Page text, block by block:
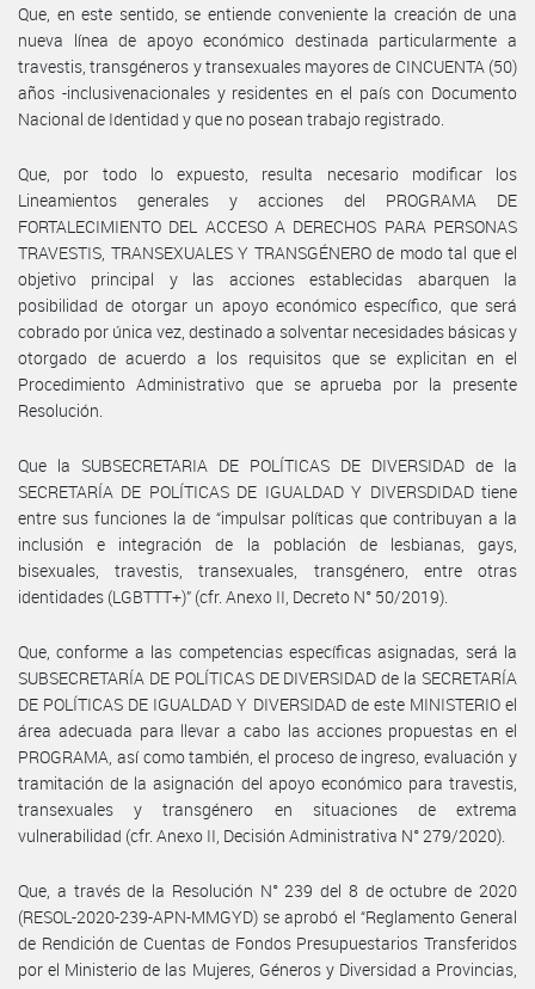
Que, en este sentido, se entiende conveniente la creación de una
nueva línea de apoyo económico destinada particularmente a
travestis, transgéneros y transexuales mayores de CINCUENTA (50)
años -inclusivenacionales y residentes en el país con Documento
Nacional de Identidad y que no posean trabajo registrado.
Que, por todo lo expuesto, resulta necesario modificar los
Lineamientos generales y acciones del PROGRAMA DE
FORTALECIMIENTO DEL ACCESO A DERECHOS PARA PERSONAS
TRAVESTIS, TRANSEXUALES Y TRANSGÉNERO de modo tal que el
objetivo principal y las acciones establecidas abarquen la
posibilidad de otorgar un apoyo económico específico, que será
cobrado por única vez, destinado a solventar necesidades básicas y
otorgado de acuerdo a los requisitos que se explicitan en el
Procedimiento Administrativo que se aprueba por la presente
Resolución.
Que la SUBSECRETARIA DE POLÍTICAS DE DIVERSIDAD de la
SECRETARÍA DE POLÍTICAS DE IGUALDAD Y DIVERSDIDAD tiene
entre sus funciones la de “impulsar políticas que contribuyan a la
inclusión e integración de la población de lesbianas, gays,
bisexuales, travestis, transexuales, transgénero, entre otras
identidades (LGBTTT+)” (cfr. Anexo II, Decreto N° 50/2019).
Que, conforme a las competencias específicas asignadas, será la
SUBSECRETARÍA DE POLÍTICAS DE DIVERSIDAD de la SECRETARÍA
DE POLÍTICAS DE IGUALDAD Y DIVERSIDAD de este MINISTERIO el
área adecuada para llevar a cabo las acciones propuestas en el
PROGRAMA, así como también, el proceso de ingreso, evaluación y
tramitación de la asignación del apoyo económico para travestis,
transexuales y transgénero en situaciones de extrema
vulnerabilidad (cfr. Anexo II, Decisión Administrativa N° 279/2020).
Que, a través de la Resolución N° 239 del 8 de octubre de 2020
(RESOL-2020-239-APN-MMGYD) se aprobó el “Reglamento General
de Rendición de Cuentas de Fondos Presupuestarios Transferidos
por el Ministerio de las Mujeres, Géneros y Diversidad a Provincias,